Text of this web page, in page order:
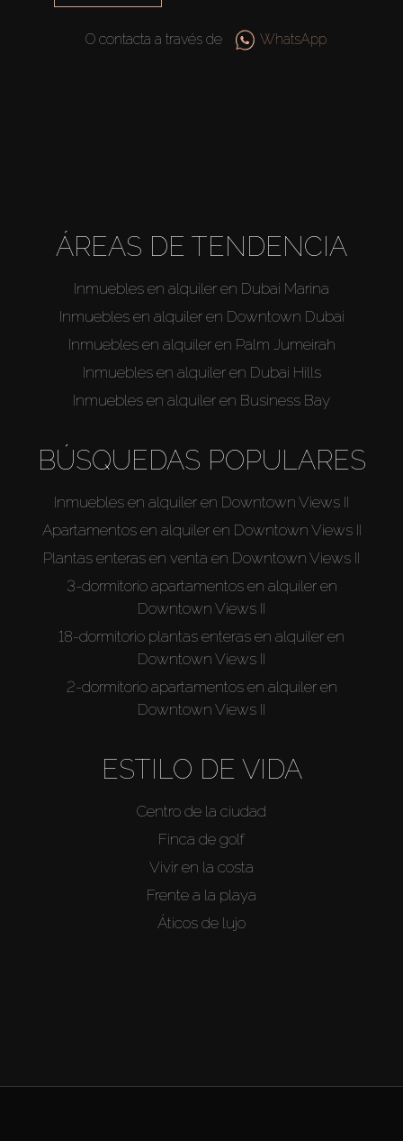
Alquilar
Venta
Sobre Plano
About Us
O contacta a través de WhatsApp
ÁREAS DE TENDENCIA
Inmuebles en alquiler en Dubai Marina
Inmuebles en alquiler en Downtown Dubai
Inmuebles en alquiler en Palm Jumeirah
Inmuebles en alquiler en Dubai Hills
Inmuebles en alquiler en Business Bay
BÚSQUEDAS POPULARES
Inmuebles en alquiler en Downtown Views II
Apartamentos en alquiler en Downtown Views II
Plantas enteras en venta en Downtown Views II
3-dormitorio apartamentos en alquiler en
Downtown Views II
18-dormitorio plantas enteras en alquiler en
Downtown Views II
2-dormitorio apartamentos en alquiler en
Downtown Views II
ESTILO DE VIDA
Centro de la ciudad
Finca de golf
Vivir en la costa
Frente a la playa
Áticos de lujo